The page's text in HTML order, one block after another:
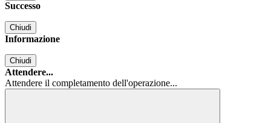
Successo
Chiudi
Informazione
Chiudi
Attendere...
Attendere il completamento dell'operazione...